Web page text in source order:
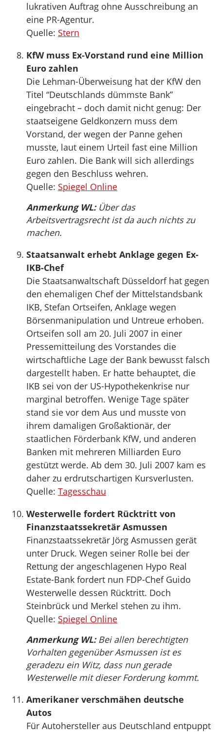
lukrativen Auftrag ohne Ausschreibung an
eine PR-Agentur.
Quelle: Stern
KfW muss Ex-Vorstand rund eine Million
Euro zahlen
Die Lehman-Überweisung hat der KfW den
Titel “Deutschlands dümmste Bank”
eingebracht – doch damit nicht genug: Der
staatseigene Geldkonzern muss dem
Vorstand, der wegen der Panne gehen
musste, laut einem Urteil fast eine Million
Euro zahlen. Die Bank will sich allerdings
gegen den Beschluss wehren.
Quelle: Spiegel Online
Anmerkung WL:Über das
Arbeitsvertragsrecht ist da auch nichts zu
machen.
Staatsanwalt erhebt Anklage gegen Ex-
IKB-Chef
Die Staatsanwaltschaft Düsseldorf hat gegen
den ehemaligen Chef der Mittelstandsbank
IKB, Stefan Ortseifen, Anklage wegen
Börsenmanipulation und Untreue erhoben.
Ortseifen soll am 20. Juli 2007 in einer
Pressemitteilung des Vorstandes die
wirtschaftliche Lage der Bank bewusst falsch
dargestellt haben. Er hatte behauptet, die
IKB sei von der US-Hypothekenkrise nur
marginal betroffen. Wenige Tage später
stand sie vor dem Aus und musste von
ihrem damaligen Großaktionär, der
staatlichen Förderbank KfW, und anderen
Banken mit mehreren Milliarden Euro
gestützt werde. Ab dem 30. Juli 2007 kam es
daher zu erdrutschartigen Kursverlusten.
Quelle: Tagesschau
Westerwelle fordert Rücktritt von
Finanzstaatssekretär Asmussen
Finanzstaatssekretär Jörg Asmussen gerät
unter Druck. Wegen seiner Rolle bei der
Rettung der angeschlagenen Hypo Real
Estate-Bank fordert nun FDP-Chef Guido
Westerwelle dessen Rücktritt. Doch
Steinbrück und Merkel stehen zu ihm.
Quelle: Spiegel Online
Anmerkung WL:Bei allen berechtigten
Vorhalten gegenüber Asmussen ist es
geradezu ein Witz, dass nun gerade
Westerwelle mit dieser Forderung kommt.
Amerikaner verschmähen deutsche
Autos
Für Autohersteller aus Deutschland entpuppt